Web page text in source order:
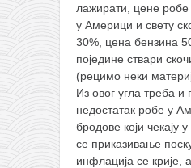
лажирати, цене
у Америци и свету
30%, цена бензина
поједине ствари
(рецимо неки
Из овог угла треба и
недостатак робе у
бродове који чекају
се приказивање
инфлација се крије,